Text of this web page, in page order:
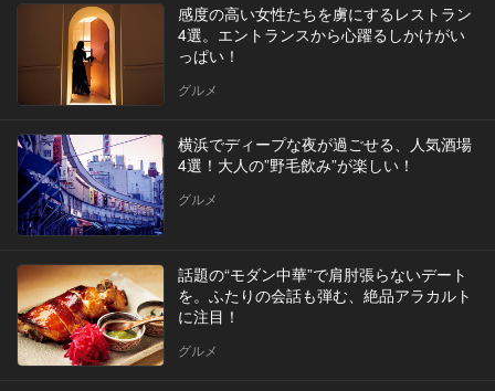
感度の高い女性たちを虜にするレストラン
4選。エントランスから心躍るしかけがい
っぱい！
グルメ
横浜でディープな夜が過ごせる、人気酒場
4選！大人の”野毛飲み”が楽しい！
グルメ
話題の“モダン中華”で肩肘張らないデート
を。ふたりの会話も弾む、絶品アラカルト
に注目！
グルメ